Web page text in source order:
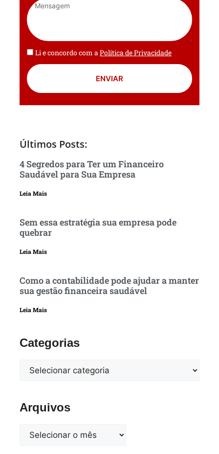
Li e concordo com aPolítica de Privacidade
ENVIAR
Últimos Posts:
4 Segredos para Ter um Financeiro
Saudável para Sua Empresa
Leia Mais
Sem essa estratégia sua empresa pode
quebrar
Leia Mais
Como a contabilidade pode ajudar a manter
sua gestão financeira saudável
Leia Mais
Categorias
Arquivos